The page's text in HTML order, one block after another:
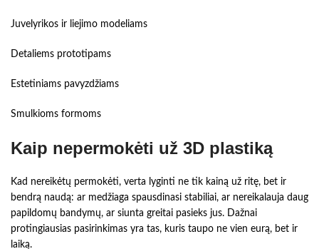
Juvelyrikos ir liejimo modeliams
Detaliems prototipams
Estetiniams pavyzdžiams
Smulkioms formoms
Kaip nepermokėti už 3D plastiką
Kad nereikėtų permokėti, verta lyginti ne tik kainą už ritę, bet ir
bendrą naudą: ar medžiaga spausdinasi stabiliai, ar nereikalauja daug
papildomų bandymų, ar siunta greitai pasieks jus. Dažnai
protingiausias pasirinkimas yra tas, kuris taupo ne vien eurą, bet ir
laiką.